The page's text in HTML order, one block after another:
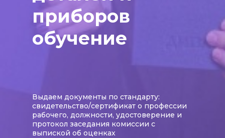
приборов
обучение
Выдаем документы по стандарту:
свидетельство/сертификат о профессии
рабочего, должности, удостоверение и
протокол заседания комиссии с
выпиской об оценках